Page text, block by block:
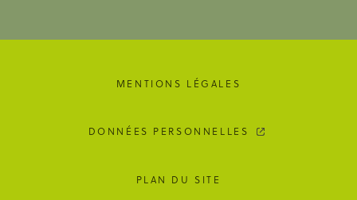
MENTIONS LÉGALES
DONNÉES PERSONNELLES
PLAN DU SITE